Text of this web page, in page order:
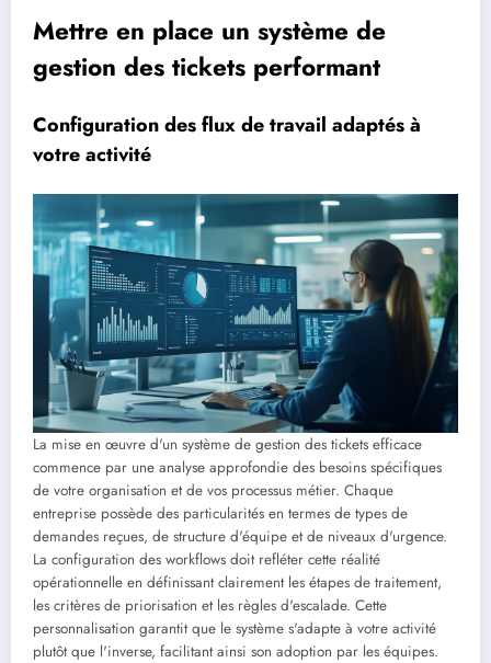
Mettre en place un système de
gestion des tickets performant
Configuration des flux de travail adaptés à
votre activité
La mise en œuvre d'un système de gestion des tickets efficace
commence par une analyse approfondie des besoins spécifiques
de votre organisation et de vos processus métier. Chaque
entreprise possède des particularités en termes de types de
demandes reçues, de structure d'équipe et de niveaux d'urgence.
La configuration des workflows doit refléter cette réalité
opérationnelle en définissant clairement les étapes de traitement,
les critères de priorisation et les règles d'escalade. Cette
personnalisation garantit que le système s'adapte à votre activité
plutôt que l'inverse, facilitant ainsi son adoption par les équipes.